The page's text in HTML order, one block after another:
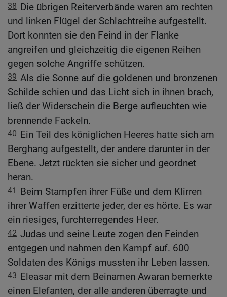
38 Die übrigen Reiterverbände waren am rechten
und linken Flügel der Schlachtreihe aufgestellt.
Dort konnten sie den Feind in der Flanke
angreifen und gleichzeitig die eigenen Reihen
gegen solche Angriffe schützen.
39 Als die Sonne auf die goldenen und bronzenen
Schilde schien und das Licht sich in ihnen brach,
ließ der Widerschein die Berge aufleuchten wie
brennende Fackeln.
40 Ein Teil des königlichen Heeres hatte sich am
Berghang aufgestellt, der andere darunter in der
Ebene. Jetzt rückten sie sicher und geordnet
heran.
41 Beim Stampfen ihrer Füße und dem Klirren
ihrer Waffen erzitterte jeder, der es hörte. Es war
ein riesiges, furchterregendes Heer.
42 Judas und seine Leute zogen den Feinden
entgegen und nahmen den Kampf auf. 600
Soldaten des Königs mussten ihr Leben lassen.
43 Eleasar mit dem Beinamen Awaran bemerkte
einen Elefanten, der alle anderen überragte und